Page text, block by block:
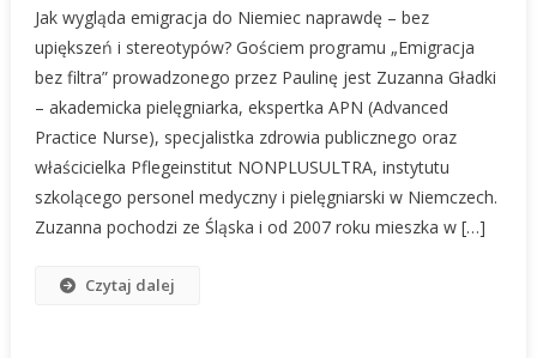
Filtra:
Jak
Zrobić
Karierę
W
Niemczech?
Zuzanna
Gładki
Jak wygląda emigracja do Niemiec naprawdę – bez
upiększeń i stereotypów? Gościem programu „Emigracja
bez filtra” prowadzonego przez Paulinę jest Zuzanna Gładki
– akademicka pielęgniarka, ekspertka APN (Advanced
Practice Nurse), specjalistka zdrowia publicznego oraz
właścicielka Pflegeinstitut NONPLUSULTRA, instytutu
szkolącego personel medyczny i pielęgniarski w Niemczech.
Zuzanna pochodzi ze Śląska i od 2007 roku mieszka w […]
Czytaj dalej